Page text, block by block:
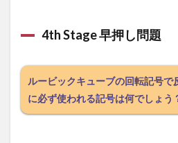
4th Stage 早押し問題
ルービックキューブの回転記号で
に必ず使われる記号は何でしょう